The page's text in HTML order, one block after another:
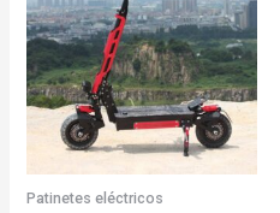
Patinetes eléctricos